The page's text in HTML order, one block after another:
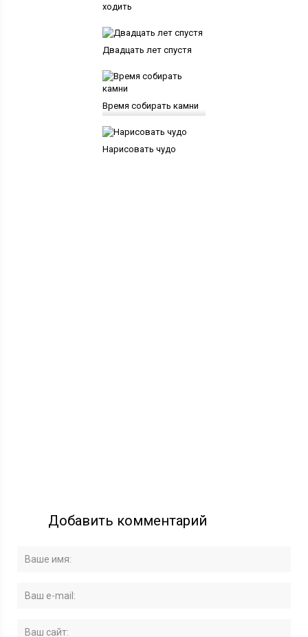
ходить
Двадцать лет спустя
Время собирать камни
Нарисовать чудо
Добавить комментарий